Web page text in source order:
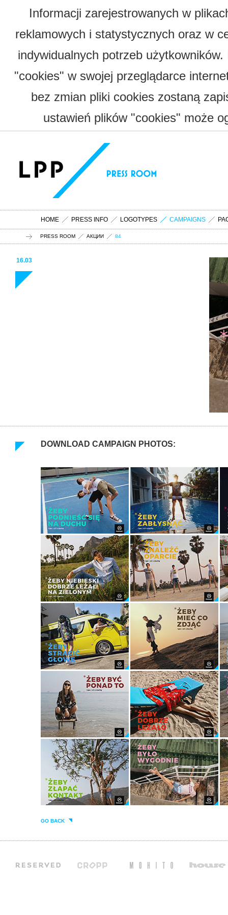
Informacji zarejestrowanych w
reklamowych i statystycznych oraz w
indywidualnych potrzeb
"cookies" w swojej przeglądarce
bez zmian pliki cookies zostaną
ustawień plików "cookies" może
HOME PRESS INFO LOGOTYPES CAMPAIGNS
PRESS ROOM АКЦИИ 84
16.03
DOWNLOAD CAMPAIGN PHOTOS:
GO BACK